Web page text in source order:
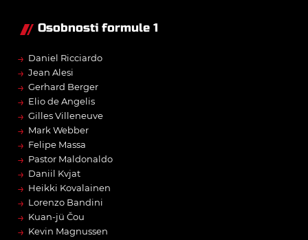
Osobnosti formule 1
→ Daniel Ricciardo
→ Jean Alesi
→ Gerhard Berger
→ Elio de Angelis
→ Gilles Villeneuve
→ Mark Webber
→ Felipe Massa
→ Pastor Maldonaldo
→ Daniil Kvjat
→ Heikki Kovalainen
→ Lorenzo Bandini
→ Kuan-jü Čou
→ Kevin Magnussen